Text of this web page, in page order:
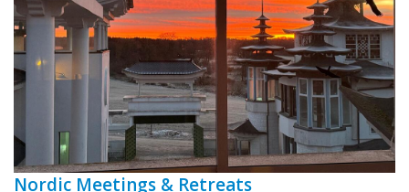
Nordic Meetings & Retreats